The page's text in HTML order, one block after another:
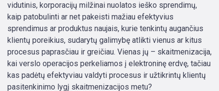
vidutinis, korporacijų milžinai nuolatos ieško sprendimų,
kaip patobulinti ar net pakeisti mažiau efektyvius
sprendimus ar produktus naujais, kurie tenkintų augančius
klientų poreikius, sudarytų galimybę atlikti vienus ar kitus
procesus paprasčiau ir greičiau. Vienas jų – skaitmenizacija,
kai verslo operacijos perkeliamos į elektroninę erdvę, tačiau
kas padėtų efektyviau valdyti procesus ir užtikrintų klientų
pasitenkinimo lygį skaitmenizacijos metu?